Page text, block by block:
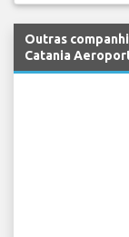
Outras
Catania